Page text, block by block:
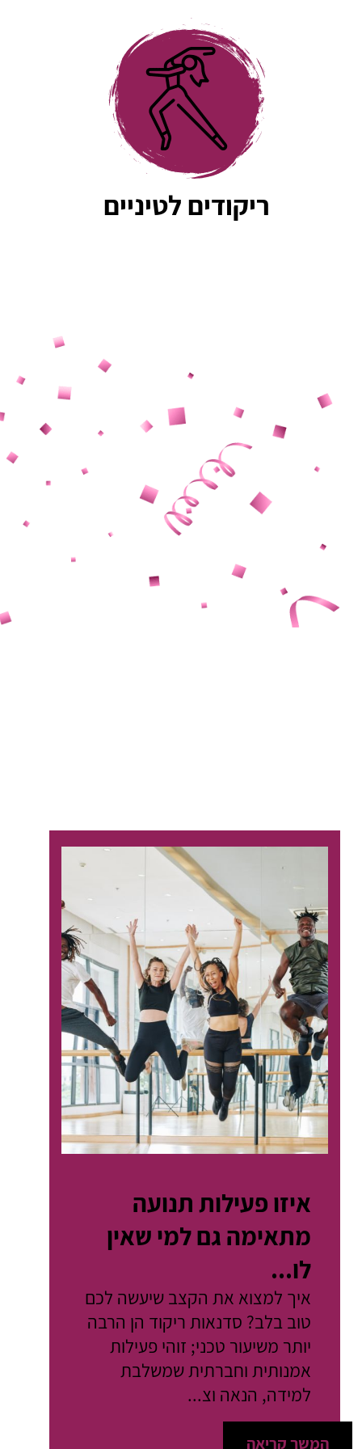
תודה רבה!
ריקודים לטיניים
איזו פעילות תנועה
מתאימה גם למי שאין
לו...
איך למצוא את הקצב שיעשה לכם
טוב בלב? סדנאות ריקוד הן הרבה
יותר משיעור טכני; זוהי פעילות
אמנותית וחברתית שמשלבת
למידה, הנאה וצ...
המשך קריאה